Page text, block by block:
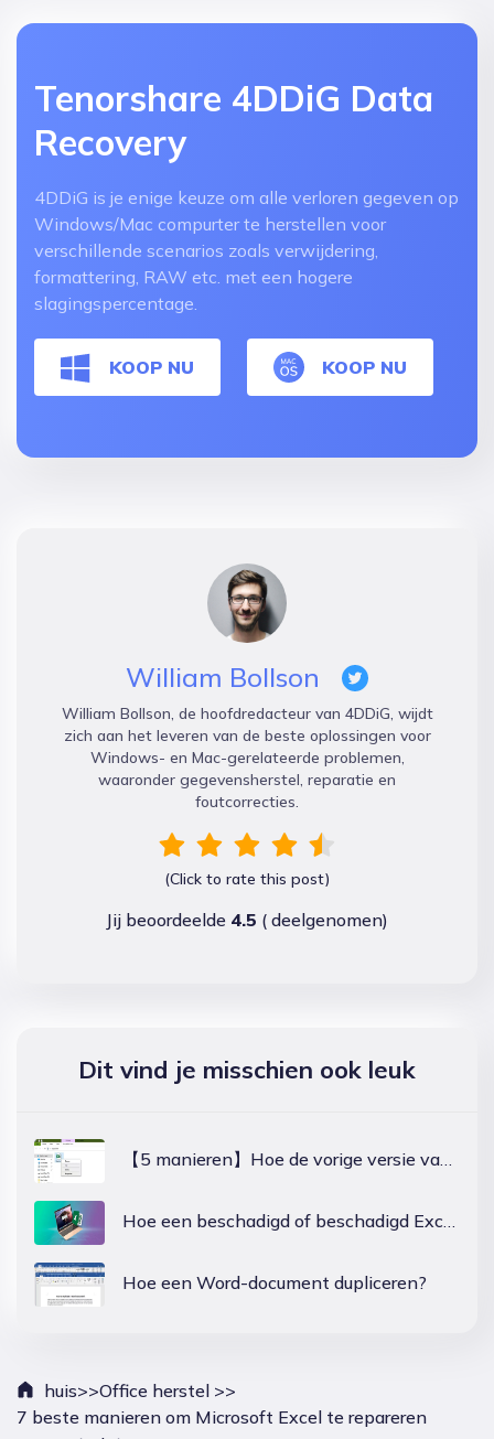
Tenorshare 4DDiG Data
Recovery
4DDiG is je enige keuze om alle verloren gegeven op
Windows/Mac compurter te herstellen voor
verschillende scenarios zoals verwijdering,
formattering, RAW etc. met een hogere
slagingspercentage.
KOOP NU KOOP NU
William Bollson
William Bollson, de hoofdredacteur van 4DDiG, wijdt
zich aan het leveren van de beste oplossingen voor
Windows- en Mac-gerelateerde problemen,
waaronder gegevensherstel, reparatie en
foutcorrecties.
(Click to rate this post)
Jij beoordeelde 4.5 ( deelgenomen)
Dit vind je misschien ook leuk
【5 manieren】Hoe de vorige versie van het Excel-bestand in Windows 10 te herstellen?
Hoe een beschadigd of beschadigd Excel-bestand op Mac te herstellen?
Hoe een Word-document dupliceren?
huis>>Office herstel >>
7 beste manieren om Microsoft Excel te repareren